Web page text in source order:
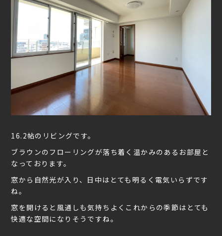
16.2帖のリビングです。
ブラウンのフローリングが落ち着く温かみのあるお部屋と
なっております。
窓から自然光が入り、日中はとても明るく電気いらずです
ね。
窓を開けると風通しも気持ちよくこれからの季節はとても
快適な空間になりそうですね。